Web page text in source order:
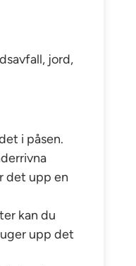
jord,
i påsen.
det upp en
kan du
upp det